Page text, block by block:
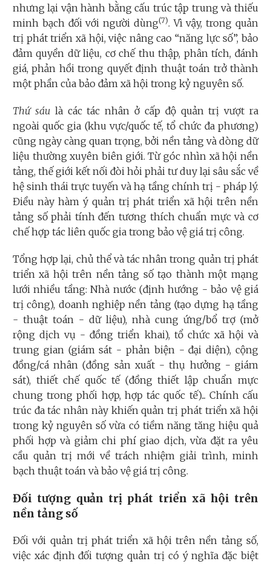
nhưng lại vận hành bằng cấu trúc tập trung và thiếu
minh bạch đối với người dùng(7). Vì vậy, trong quản
trị phát triển xã hội, việc nâng cao “năng lực số”, bảo
đảm quyền dữ liệu, cơ chế thu thập, phân tích, đánh
giá, phản hồi trong quyết định thuật toán trở thành
một phần của bảo đảm xã hội trong kỷ nguyên số.
Thứ sáulà các tác nhân ở cấp độ quản trị vượt ra
ngoài quốc gia (khu vực/quốc tế, tổ chức đa phương)
cũng ngày càng quan trọng, bởi nền tảng và dòng dữ
liệu thường xuyên biên giới. Từ góc nhìn xã hội nền
tảng, thế giới kết nối đòi hỏi phải tư duy lại sâu sắc về
hệ sinh thái trực tuyến và hạ tầng chính trị - pháp lý.
Điều này hàm ý quản trị phát triển xã hội trên nền
tảng số phải tính đến tương thích chuẩn mực và cơ
chế hợp tác liên quốc gia trong bảo vệ giá trị công.
Tổng hợp lại, chủ thể và tác nhân trong quản trị phát
triển xã hội trên nền tảng số tạo thành một mạng
lưới nhiều tầng: Nhà nước (định hướng - bảo vệ giá
trị công), doanh nghiệp nền tảng (tạo dựng hạ tầng
- thuật toán - dữ liệu), nhà cung ứng/bổ trợ (mở
rộng dịch vụ - đồng triển khai), tổ chức xã hội và
trung gian (giám sát - phản biện - đại diện), cộng
đồng/cá nhân (đồng sản xuất - thụ hưởng - giám
sát), thiết chế quốc tế (đồng thiết lập chuẩn mực
chung trong phối hợp, hợp tác quốc tế)... Chính cấu
trúc đa tác nhân này khiến quản trị phát triển xã hội
trong kỷ nguyên số vừa có tiềm năng tăng hiệu quả
phối hợp và giảm chi phí giao dịch, vừa đặt ra yêu
cầu quản trị mới về trách nhiệm giải trình, minh
bạch thuật toán và bảo vệ giá trị công.
Đối tượng quản trị phát triển xã hội trên
nền tảng số
Đối với quản trị phát triển xã hội trên nền tảng số,
việc xác định đối tượng quản trị có ý nghĩa đặc biệt